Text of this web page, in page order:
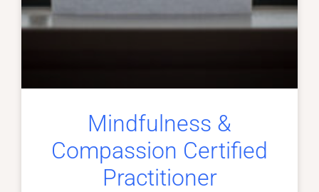
Mindfulness &
Compassion Certified
Practitioner